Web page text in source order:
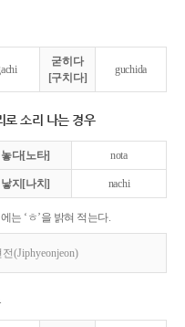
굳히다
[구치다]
guchida
로 소리 나는 경우
놓다[노타] nota
낳지[나치] nachi
는 ‘ㅎ’을 밝혀 적는다.
(Jiphyeonjeon)